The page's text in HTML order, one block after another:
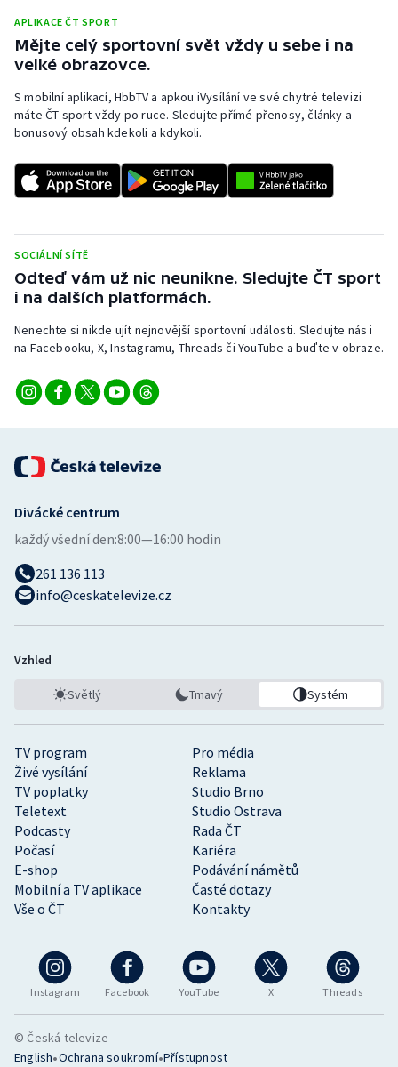
Plážový volejbal
Ragby
Rychlobruslení
Short track
Sportovní střelba
Stolní tenis
Triatlon
Vodní slalom
Volejbal
APLIKACE ČT SPORT
Mějte celý sportovní svět vždy u sebe i na
velké obrazovce.
S mobilní aplikací, HbbTV a apkou iVysílání ve své chytré televizi
máte ČT sport vždy po ruce. Sledujte přímé přenosy, články a
bonusový obsah kdekoli a kdykoli.
SOCIÁLNÍ SÍTĚ
Odteď vám už nic neunikne. Sledujte ČT sport
i na dalších platformách.
Nenechte si nikde ujít nejnovější sportovní události. Sledujte nás i
na Facebooku, X, Instagramu, Threads či YouTube a buďte v obraze.
Instagram Facebook YouTube X Threads
TV program
Pro média
Živé vysílání
Reklama
TV poplatky
Studio Brno
Teletext
Studio Ostrava
Podcasty
Rada ČT
Počasí
Kariéra
E-shop
Podávání námětů
Mobilní a TV aplikace
Časté dotazy
Vše o ČT
Kontakty
Divácké centrum
každý všední den:8:00—16:00 hodin
261 136 113
info@ceskatelevize.cz
Vzhled
Světlý Tmavý Systém
© Česká televize
English•Ochrana soukromí•Přístupnost